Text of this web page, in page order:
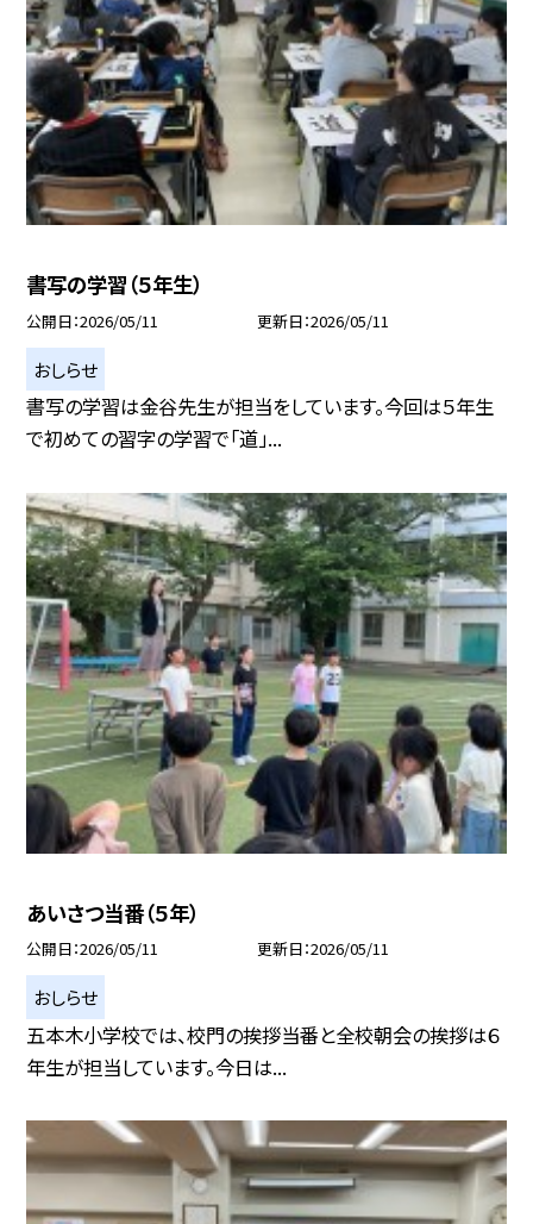
書写の学習（５年生）
公開日 2026/05/11 更新日 2026/05/11
おしらせ
書写の学習は金谷先生が担当をしています。今回は５年生
で初めての習字の学習で「道」...
あいさつ当番（５年）
公開日 2026/05/11 更新日 2026/05/11
おしらせ
五本木小学校では、校門の挨拶当番と全校朝会の挨拶は６
年生が担当しています。今日は...